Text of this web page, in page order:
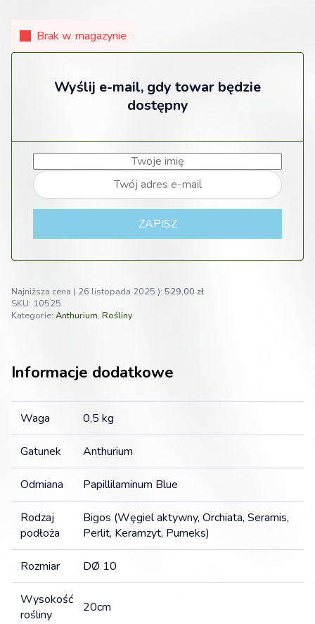
Brak w magazynie
Wyślij e-mail, gdy towar będzie
dostępny
ZAPISZ
Najniższa cena ( 26 listopada 2025 ): 529,00 zł
SKU: 10525
Kategorie: Anthurium, Rośliny
Informacje dodatkowe
Waga 0,5 kg
Gatunek Anthurium
Odmiana Papillilaminum Blue
Rodzaj
podłoża
Bigos (Węgiel aktywny, Orchiata, Seramis,
Perlit, Keramzyt, Pumeks)
Rozmiar DØ 10
Wysokość
rośliny
20cm